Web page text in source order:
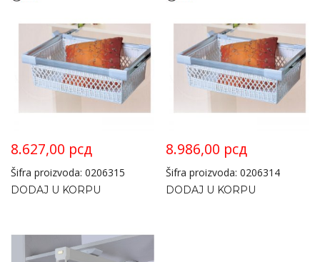
8.627,00 рсд
Šifra proizvoda: 0206315
DODAJ U KORPU
8.986,00 рсд
Šifra proizvoda: 0206314
DODAJ U KORPU